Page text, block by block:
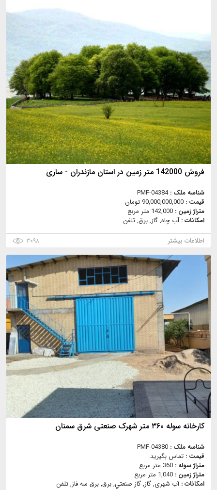
فروش 142000 متر زمین در استان مازندران - ساری
شناسه ملک :PMF-04384
قیمت : 90,000,000,000 تومان
متراژ زمین : 142,000 متر مربع
امکانات :آب چاه, گاز, برق, تلفن
اطلاعات بیشتر
۳۰۹۸
کارخانه سوله ۳۶۰ متر شهرک صنعتی شرق سمنان
شناسه ملک : PMF-04380
قیمت : تماس بگیرید.
متراژ سوله : 360 متر مربع
متراژ زمین : 1,040 متر مربع
امکانات :آب شهری, گاز, گاز صنعتي, برق, برق سه فاز, تلفن